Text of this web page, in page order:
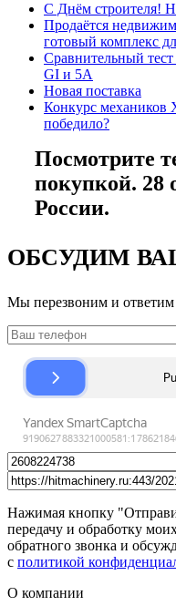
С Днём строителя!
Продаётся
готовый комплекс
Сравнительный
GI и 5A
Новая поставка
Конкурс механиков
победило?
Посмотрите
покупкой. 28
России.
ОБСУДИМ
Мы перезвоним и ответим
Нажимая кнопку
передачу и обработку
обратного звонка и
с политикой
О компании